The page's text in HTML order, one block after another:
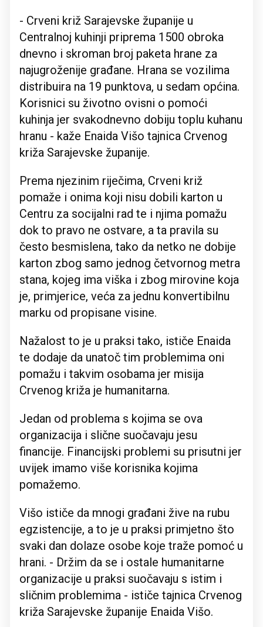
- Crveni križ Sarajevske županije u
Centralnoj kuhinji priprema 1500 obroka
dnevno i skroman broj paketa hrane za
najugroženije građane. Hrana se vozilima
distribuira na 19 punktova, u sedam općina.
Korisnici su životno ovisni o pomoći
kuhinja jer svakodnevno dobiju toplu kuhanu
hranu - kaže Enaida Višo tajnica Crvenog
križa Sarajevske županije.
Prema njezinim riječima, Crveni križ
pomaže i onima koji nisu dobili karton u
Centru za socijalni rad te i njima pomažu
dok to pravo ne ostvare, a ta pravila su
često besmislena, tako da netko ne dobije
karton zbog samo jednog četvornog metra
stana, kojeg ima viška i zbog mirovine koja
je, primjerice, veća za jednu konvertibilnu
marku od propisane visine.
Nažalost to je u praksi tako, ističe Enaida
te dodaje da unatoč tim problemima oni
pomažu i takvim osobama jer misija
Crvenog križa je humanitarna.
Jedan od problema s kojima se ova
organizacija i slične suočavaju jesu
financije. Financijski problemi su prisutni jer
uvijek imamo više korisnika kojima
pomažemo.
Višo ističe da mnogi građani žive na rubu
egzistencije, a to je u praksi primjetno što
svaki dan dolaze osobe koje traže pomoć u
hrani. - Držim da se i ostale humanitarne
organizacije u praksi suočavaju s istim i
sličnim problemima - ističe tajnica Crvenog
križa Sarajevske županije Enaida Višo.